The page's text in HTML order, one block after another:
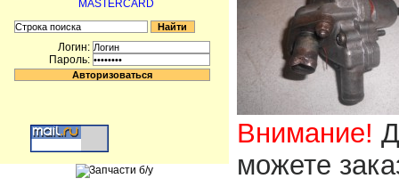
Внимание!
можете
Логин:
Пароль: